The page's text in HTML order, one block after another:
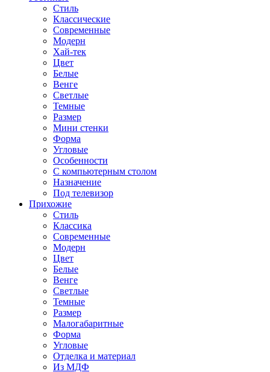
Стиль
Классические
Современные
Модерн
Хай-тек
Цвет
Белые
Венге
Светлые
Темные
Размер
Мини стенки
Форма
Угловые
Особенности
С компьютерным столом
Назначение
Под телевизор
Прихожие
Стиль
Классика
Современные
Модерн
Цвет
Белые
Венге
Светлые
Темные
Размер
Малогабаритные
Форма
Угловые
Отделка и материал
Из МДФ